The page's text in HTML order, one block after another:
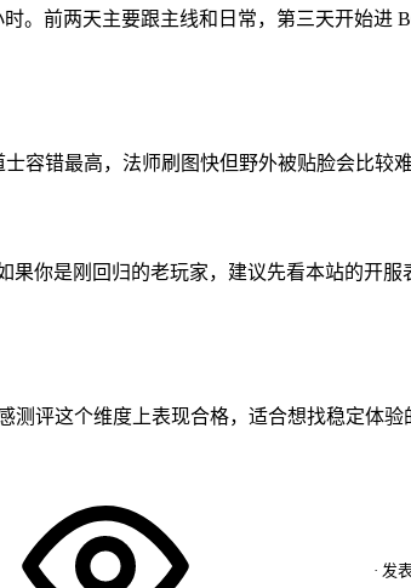
。前两天主要跟主线和日常，第三天开始进
容错最高，法师刷图快但野外被贴脸会比较难
你是刚回归的老玩家，建议先看本站的开服
评这个维度上表现合格，适合想找稳定体验
· 发